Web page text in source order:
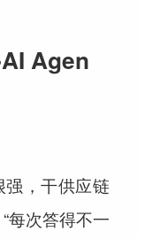
Agen
，干供应链
每次答得不一